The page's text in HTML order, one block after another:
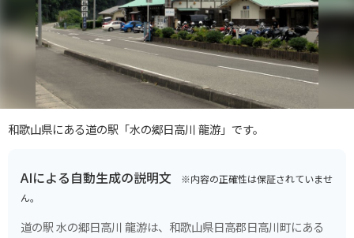
和歌山県にある道の駅「水の郷日高川 龍游」です。
AIによる自動生成の説明文 ※内容の正確性は保証されていませ
ん。
道の駅 水の郷日高川 龍游は、和歌山県日高郡日高川町にある